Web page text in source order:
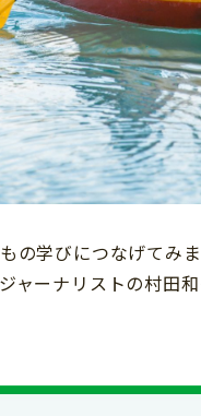
の学びにつなげてみ
ャーナリストの村田